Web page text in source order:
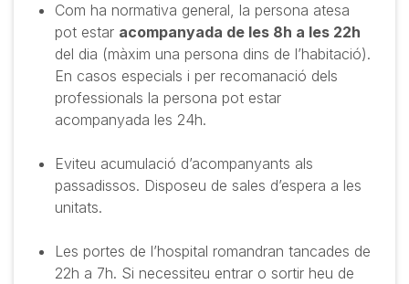
Com ha normativa general, la persona atesa
pot estar acompanyada de les 8h a les 22h
del dia (màxim una persona dins de l’habitació).
En casos especials i per recomanació dels
professionals la persona pot estar
acompanyada les 24h.
Eviteu acumulació d’acompanyants als
passadissos. Disposeu de sales d’espera a les
unitats.
Les portes de l’hospital romandran tancades de
22h a 7h. Si necessiteu entrar o sortir heu de